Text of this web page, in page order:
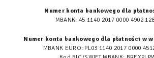
Numer konta bankowego dla
MBANK: 45 1140 2017 0000 4902
Numer konta bankowego dla płatności w
MBANK EURO: PL03 1140 2017 0000